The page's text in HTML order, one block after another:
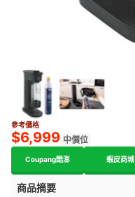
參考價格
$6,999 中價位
Coupang酷澎 蝦皮商城
商品摘要